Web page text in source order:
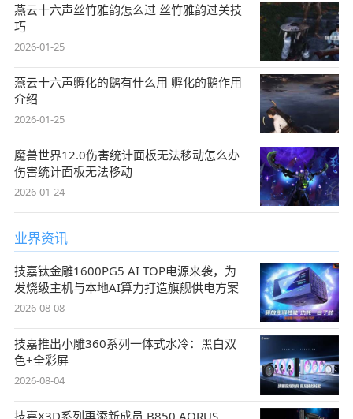
燕云十六声丝竹雅韵怎么过 丝竹雅韵过关技
巧
2026-01-25
燕云十六声孵化的鹅有什么用 孵化的鹅作用
介绍
2026-01-25
魔兽世界12.0伤害统计面板无法移动怎么办
伤害统计面板无法移动
2026-01-24
业界资讯
技嘉钛金雕1600PG5 AI TOP电源来袭，为
发烧级主机与本地AI算力打造旗舰供电方案
2026-08-08
技嘉推出小雕360系列一体式水冷：黑白双
色+全彩屏
2026-08-04
技嘉X3D系列再添新成员 B850 AORUS